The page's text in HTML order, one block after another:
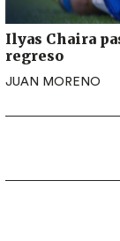
Ilyas Chaira
regreso
JUAN MORENO